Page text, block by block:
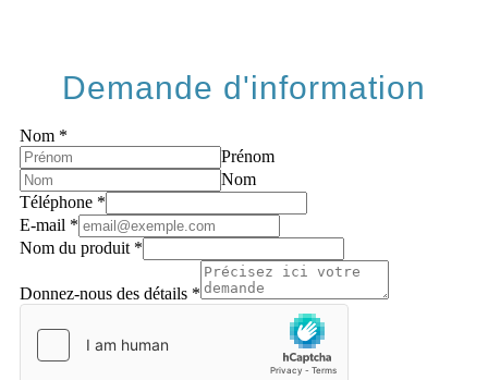
Demande d'information
Nom *
Prénom
Nom
Téléphone *
E-mail *
Nom du produit *
Donnez-nous des détails *